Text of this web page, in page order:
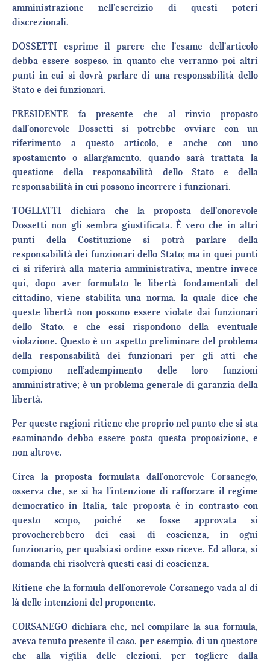
amministrazione nell’esercizio di questi poteri
discrezionali.
DOSSETTI esprime il parere che l’esame dell’articolo
debba essere sospeso, in quanto che verranno poi altri
punti in cui si dovrà parlare di una responsabilità dello
Stato e dei funzionari.
PRESIDENTE fa presente che al rinvio proposto
dall’onorevole Dossetti si potrebbe ovviare con un
riferimento a questo articolo, e anche con uno
spostamento o allargamento, quando sarà trattata la
questione della responsabilità dello Stato e della
responsabilità in cui possono incorrere i funzionari.
TOGLIATTI dichiara che la proposta dell’onorevole
Dossetti non gli sembra giustificata. È vero che in altri
punti della Costituzione si potrà parlare della
responsabilità dei funzionari dello Stato; ma in quei punti
ci si riferirà alla materia amministrativa, mentre invece
qui, dopo aver formulato le libertà fondamentali del
cittadino, viene stabilita una norma, la quale dice che
queste libertà non possono essere violate dai funzionari
dello Stato, e che essi rispondono della eventuale
violazione. Questo è un aspetto preliminare del problema
della responsabilità dei funzionari per gli atti che
compiono nell’adempimento delle loro funzioni
amministrative; è un problema generale di garanzia della
libertà.
Per queste ragioni ritiene che proprio nel punto che si sta
esaminando debba essere posta questa proposizione, e
non altrove.
Circa la proposta formulata dall’onorevole Corsanego,
osserva che, se si ha l’intenzione di rafforzare il regime
democratico in Italia, tale proposta è in contrasto con
questo scopo, poiché se fosse approvata si
provocherebbero dei casi di coscienza, in ogni
funzionario, per qualsiasi ordine esso riceve. Ed allora, si
domanda chi risolverà questi casi di coscienza.
Ritiene che la formula dell’onorevole Corsanego vada al di
là delle intenzioni del proponente.
CORSANEGO dichiara che, nel compilare la sua formula,
aveva tenuto presente il caso, per esempio, di un questore
che alla vigilia delle elezioni, per togliere dalla